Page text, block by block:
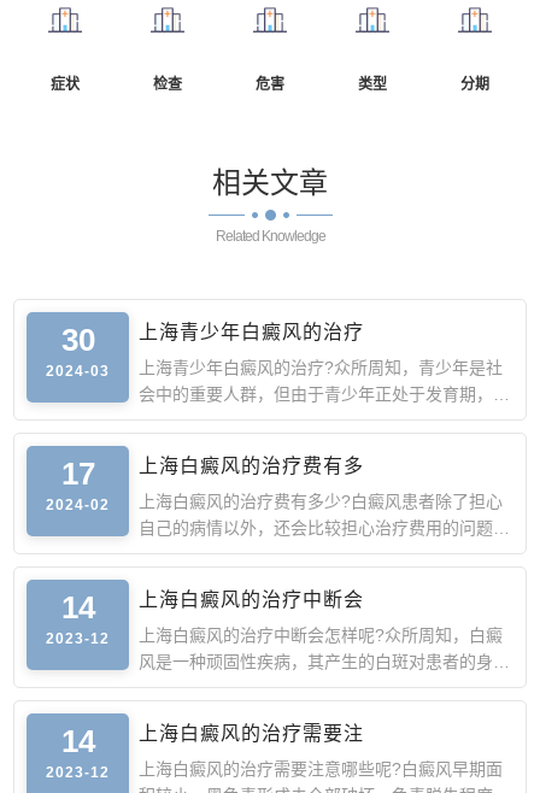
症状 检查 危害 类型 分期
相关文章
Related Knowledge
30
2024-03
上海青少年白癜风的治疗
上海青少年白癜风的治疗?众所周知，青少年是社
会中的重要人群，但由于青少年正处于发育期，此
时身体抵抗力较弱
17
2024-02
上海白癜风的治疗费有多
上海白癜风的治疗费有多少?白癜风患者除了担心
自己的病情以外，还会比较担心治疗费用的问题。
由于白癜风的诱因
14
2023-12
上海白癜风的治疗中断会
上海白癜风的治疗中断会怎样呢?众所周知，白癜
风是一种顽固性疾病，其产生的白斑对患者的身心
造成严重的影响，
14
2023-12
上海白癜风的治疗需要注
上海白癜风的治疗需要注意哪些呢?白癜风早期面